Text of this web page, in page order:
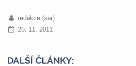
redakce (sar)
26. 11. 2011
DALŠÍ ČLÁNKY: